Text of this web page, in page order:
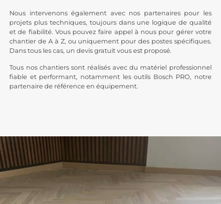
Nous intervenons également avec nos partenaires pour les
projets plus techniques, toujours dans une logique de qualité
et de fiabilité. Vous pouvez faire appel à nous pour gérer votre
chantier de A à Z, ou uniquement pour des postes spécifiques.
Dans tous les cas, un devis gratuit vous est proposé.
Tous nos chantiers sont réalisés avec du matériel professionnel
fiable et performant, notamment les outils Bosch PRO, notre
partenaire de référence en équipement.